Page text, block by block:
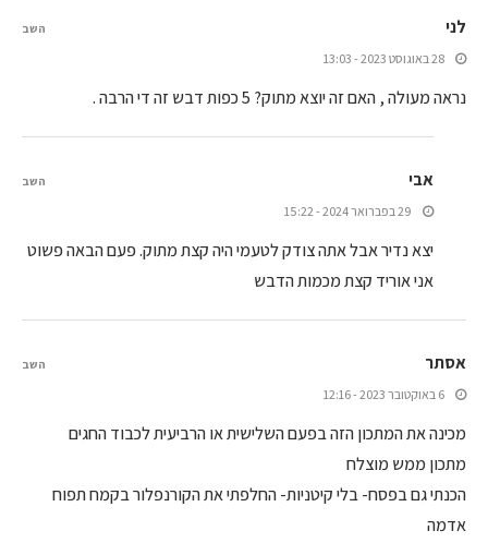
לני
28 באוגוסט 2023 - 13:03
נראה מעולה , האם זה יוצא מתוק? 5 כפות דבש זה די הרבה .
השב
אבי
29 בפברואר 2024 - 15:22
יצא נדיר אבל אתה צודק לטעמי היה קצת מתוק. פעם הבאה פשוט
אני אוריד קצת מכמות הדבש
השב
אסתר
6 באוקטובר 2023 - 12:16
מכינה את המתכון הזה בפעם השלישית או הרביעית לכבוד החגים
מתכון ממש מוצלח
הכנתי גם בפסח- בלי קיטניות- החלפתי את הקורנפלור בקמח תפוח
אדמה
השב